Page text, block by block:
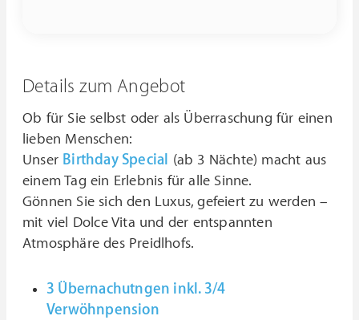
Details zum Angebot
Ob für Sie selbst oder als Überraschung für einen
lieben Menschen:
Unser Birthday Special (ab 3 Nächte) macht aus
einem Tag ein Erlebnis für alle Sinne.
Gönnen Sie sich den Luxus, gefeiert zu werden –
mit viel Dolce Vita und der entspannten
Atmosphäre des Preidlhofs.
3 Übernachutngen inkl. 3/4
Verwöhnpension